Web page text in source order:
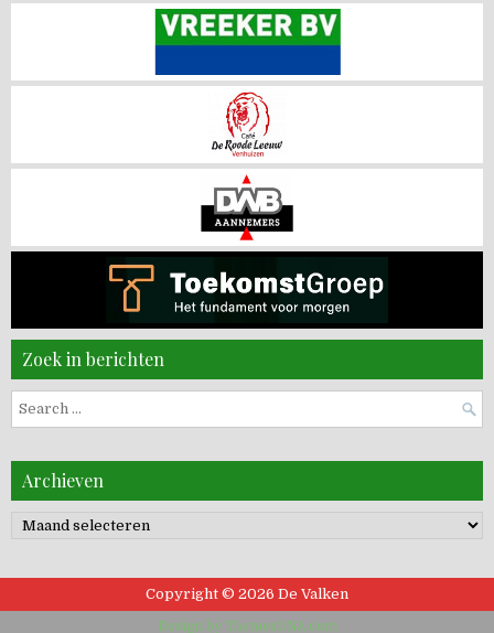
Zoek in berichten
Search
for:
Archieven
Archieven
Copyright © 2026 De Valken
Design by ThemesDNA.com